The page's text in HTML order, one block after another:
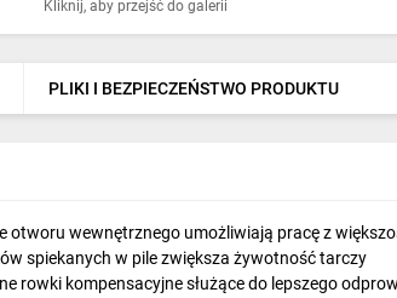
Kliknij, aby przejść do galerii
PLIKI I BEZPIECZEŃSTWO PRODUKTU
otworu wewnętrznego umożliwiają pracę z
spiekanych w pile zwiększa żywotność tarczy
rowki kompensacyjne służące do lepszego